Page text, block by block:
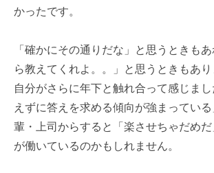
かったです。
「確かにその通りだな」と思うときも
ら教えてくれよ。。」と思うときもあり
自分がさらに年下と触れ合って感じま
えずに答えを求める傾向が強まってい
輩・上司からすると「楽させちゃだめ
が働いているのかもしれません。